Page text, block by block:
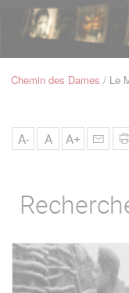
Navigation
Fil
Chemin des Dames Le
A- A A+